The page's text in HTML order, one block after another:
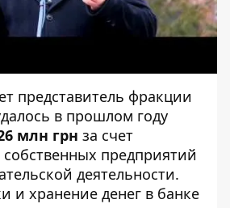
представитель фракции
в прошлом году
млн грн за счет
предприятий
деятельности.
и хранение денег в банке